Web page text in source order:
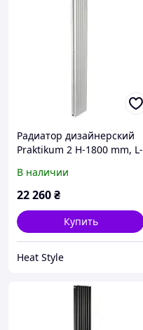
Радиатор дизайнерский
Praktikum 2 H-1800 mm, L-
нижнее подключение
В наличии
22 260₴
Купить
Heat Style